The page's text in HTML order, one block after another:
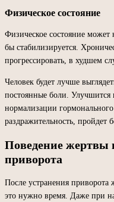
Физическое состояние
Физическое состояние
бы стабилизируется.
прогрессировать, в худшем
Человек будет лучше
постоянные боли. Улучшится
нормализации
раздражительность, пройдет
Поведение жертвы
приворота
После устранения
это нужно время. Даже при